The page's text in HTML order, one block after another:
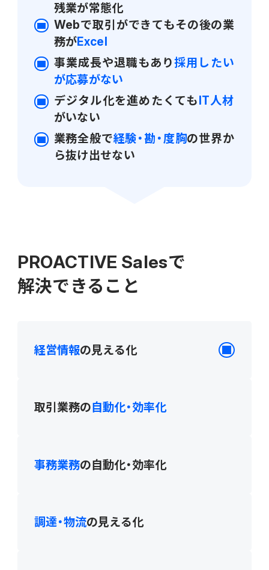
「CO×COカルテ（ココカルテ）」
人事・給与
人事
給与
個人番号管理
販売・購買・在庫管理
生産管理
MES
連携ソリューション
建設 PROACTIVE Construction
経営課題別オファリング
残業が常態化
Webで取引ができてもその後の業
務がExcel
事業成長や退職もあり採用したい
が応募がない
デジタル化を進めたくてもIT人材
がいない
業務全般で経験・勘・度胸の世界か
ら抜け出せない
PROACTIVE Salesで
解決できること
経営情報の見える化
取引業務の自動化・効率化
事務業務の自動化・効率化
調達・物流の見える化